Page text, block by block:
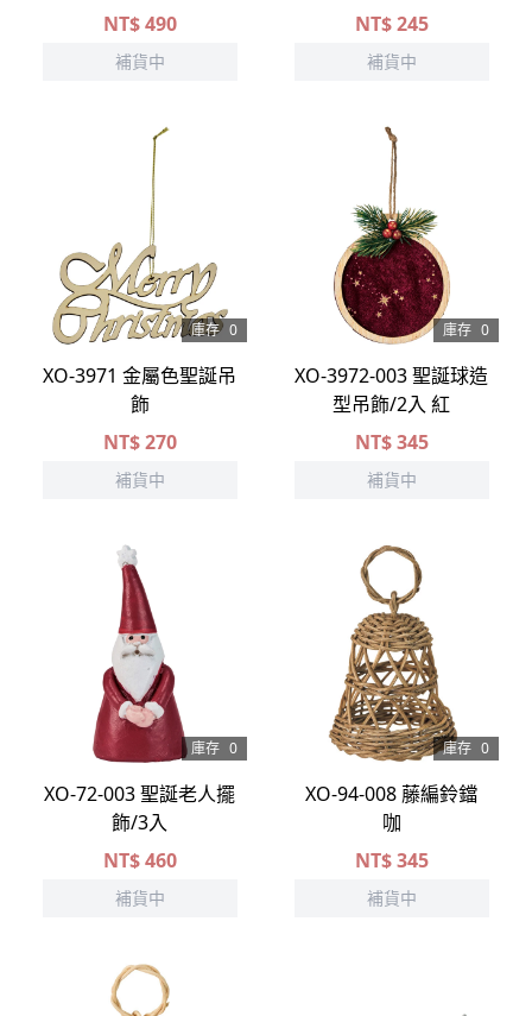
NT$490
補貨中
NT$245
補貨中
庫存 0
XO-3971 金屬色聖誕吊
飾
NT$270
補貨中
庫存 0
XO-3972-003 聖誕球造
型吊飾/2入 紅
NT$345
補貨中
庫存 0
XO-72-003 聖誕老人擺
飾/3入
NT$460
補貨中
庫存 0
XO-94-008 藤編鈴鐺
咖
NT$345
補貨中